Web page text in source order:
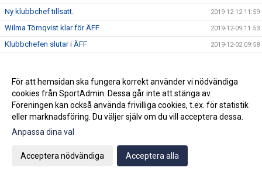
Ny klubbchef tillsatt. 2019-12-12 11:59
Wilma Törnqvist klar för ÄFF 2019-12-09 11:53
Klubbchefen slutar i ÄFF 2019-12-02 09:58
Sista veckan för akademin innan vinteruppehåll 2019-11-25 08:34
Ge bort en sportig dröm!
Vinnarna på ungdomsavslutningens tipspromenad 2019-11-22 07:43
KL 11:00
För att hemsidan ska fungera korrekt använder vi nödvändiga
cookies från SportAdmin. Dessa går inte att stänga av.
Föreningen kan också använda frivilliga cookies, t.ex. för statistik
eller marknadsföring. Du väljer själv om du vill acceptera dessa.
Anpassa dina val
Acceptera nödvändiga Acceptera alla